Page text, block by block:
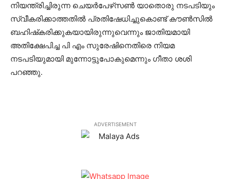
നിയന്ത്രിച്ചിരുന്ന ചെയര്‍പേഴ്‌സണ്‍ യാതൊരു നടപടിയും
സ്വീകരിക്കാത്തതില്‍ പ്രതിഷേധിച്ചുകൊണ്ട് കൗണ്‍സില്‍
ബഹിഷ്‌കരിക്കുകയായിരുന്നുവെന്നും ജാതിയമായി
അതിക്ഷേപിച്ച പി എം സുരേഷിനെതിരെ നിയമ
നടപടിയുമായി മുന്നോട്ടുപോകുമെന്നും ഗീതാ ശശി
പറഞ്ഞു.
ADVERTISEMENT